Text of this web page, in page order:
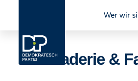
Wer wir
Braderie &